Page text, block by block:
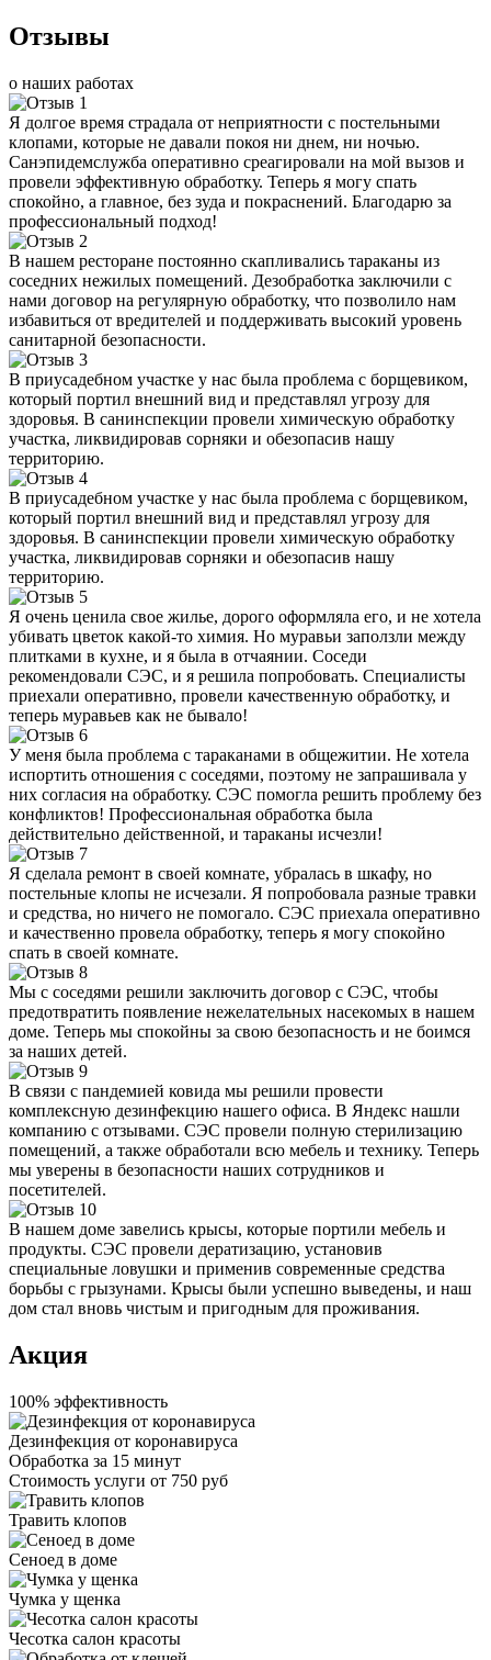
Отзывы
о наших работах
Я долгое время страдала от неприятности с постельными
клопами, которые не давали покоя ни днем, ни ночью.
Санэпидемслужба оперативно среагировали на мой вызов и
провели эффективную обработку. Теперь я могу спать
спокойно, а главное, без зуда и покраснений. Благодарю за
профессиональный подход!
В нашем ресторане постоянно скапливались тараканы из
соседних нежилых помещений. Дезобработка заключили с
нами договор на регулярную обработку, что позволило нам
избавиться от вредителей и поддерживать высокий уровень
санитарной безопасности.
В приусадебном участке у нас была проблема с борщевиком,
который портил внешний вид и представлял угрозу для
здоровья. В санинспекции провели химическую обработку
участка, ликвидировав сорняки и обезопасив нашу
территорию.
В приусадебном участке у нас была проблема с борщевиком,
который портил внешний вид и представлял угрозу для
здоровья. В санинспекции провели химическую обработку
участка, ликвидировав сорняки и обезопасив нашу
территорию.
Я очень ценила свое жилье, дорого оформляла его, и не хотела
убивать цветок какой-то химия. Но муравьи заползли между
плитками в кухне, и я была в отчаянии. Соседи
рекомендовали СЭС, и я решила попробовать. Специалисты
приехали оперативно, провели качественную обработку, и
теперь муравьев как не бывало!
У меня была проблема с тараканами в общежитии. Не хотела
испортить отношения с соседями, поэтому не запрашивала у
них согласия на обработку. СЭС помогла решить проблему без
конфликтов! Профессиональная обработка была
действительно действенной, и тараканы исчезли!
Я сделала ремонт в своей комнате, убралась в шкафу, но
постельные клопы не исчезали. Я попробовала разные травки
и средства, но ничего не помогало. СЭС приехала оперативно
и качественно провела обработку, теперь я могу спокойно
спать в своей комнате.
Мы с соседями решили заключить договор с СЭС, чтобы
предотвратить появление нежелательных насекомых в нашем
доме. Теперь мы спокойны за свою безопасность и не боимся
за наших детей.
В связи с пандемией ковида мы решили провести
комплексную дезинфекцию нашего офиса. В Яндекс нашли
компанию с отзывами. СЭС провели полную стерилизацию
помещений, а также обработали всю мебель и технику. Теперь
мы уверены в безопасности наших сотрудников и
посетителей.
В нашем доме завелись крысы, которые портили мебель и
продукты. СЭС провели дератизацию, установив
специальные ловушки и применив современные средства
борьбы с грызунами. Крысы были успешно выведены, и наш
дом стал вновь чистым и пригодным для проживания.
Акция
100% эффективность
Дезинфекция от коронавируса
Обработка за 15 минут
Стоимость услуги от 750 руб
Травить клопов
Сеноед в доме
Чумка у щенка
Чесотка салон красоты